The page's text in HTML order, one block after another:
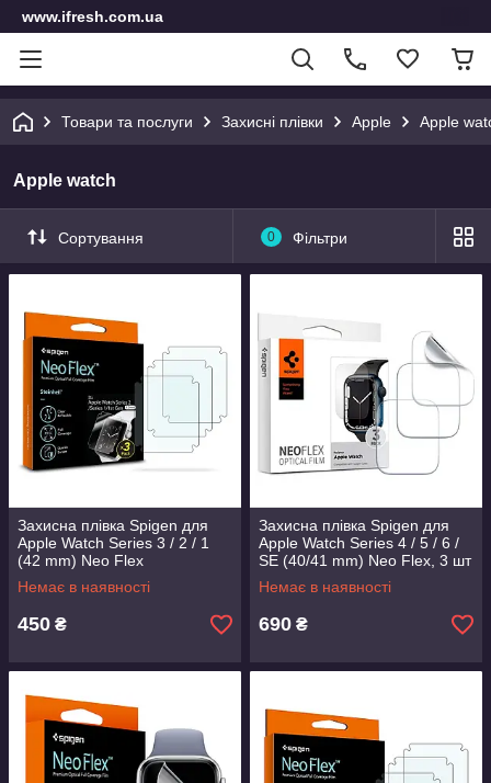
www.ifresh.com.ua
Товари та послуги Захисні плівки Apple Apple
Apple watch
Сортування 0 Фільтри
Захисна плівка Spigen для
Apple Watch Series 3 / 2 / 1
(42 mm) Neo Flex
(048FL21382)
Немає в наявності
450 ₴
Захисна плівка Spigen для
Apple Watch Series 4 / 5 / 6 /
SE (40/41 mm) Neo Flex, 3 шт
(061FL25575)
Немає в наявності
690 ₴